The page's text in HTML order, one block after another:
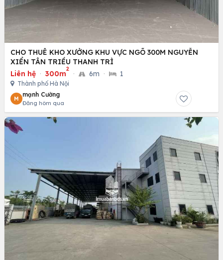
CHO THUÊ KHO XƯỞNG KHU VỰC NGÕ 300M NGUYỄN
XIỂN TÂN TRIỀU THANH TRÌ
Liên hệ · 300m
2
· 6m · 1
Thành phố Hà Nội
M
mạnh Cường
Đăng hôm qua